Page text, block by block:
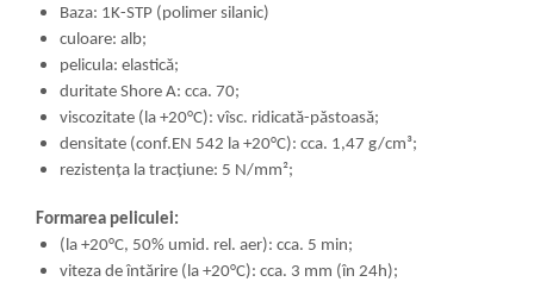
Baza: 1K-STP (polimer silanic)
culoare: alb;
pelicula: elastică;
duritate Shore A: cca. 70;
viscozitate (la +20°C): vîsc. ridicată-păstoasă;
densitate (conf.EN 542 la +20°C): cca. 1,47 g/cm³;
rezistența la tracțiune: 5 N/mm²;
Formarea peliculei:
(la +20°C, 50% umid. rel. aer): cca. 5 min;
viteza de întărire (la +20°C): cca. 3 mm (în 24h);